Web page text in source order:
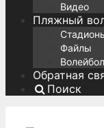
Видео
Пляжный
Файлы
Обратная
Поиск